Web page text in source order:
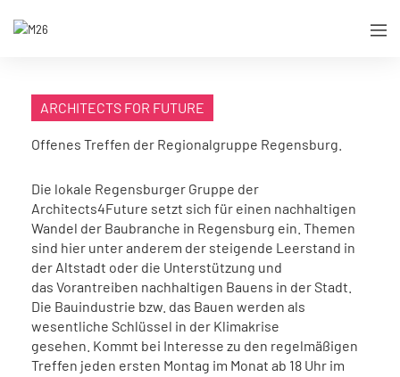
ARCHITECTS FOR FUTURE
Offenes Treffen der Regionalgruppe Regensburg.
Die lokale Regensburger Gruppe der
Architects4Future setzt sich für einen nachhaltigen
Wandel der Baubranche in Regensburg ein. Themen
sind hier unter anderem der steigende Leerstand in
der Altstadt oder die Unterstützung und
das Vorantreiben nachhaltigen Bauens in der Stadt.
Die Bauindustrie bzw. das Bauen werden als
wesentliche Schlüssel in der Klimakrise
gesehen. Kommt bei Interesse zu den regelmäßigen
Treffen jeden ersten Montag im Monat ab 18 Uhr im